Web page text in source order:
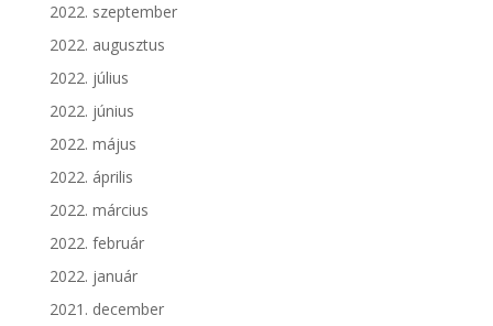
2022. szeptember
2022. augusztus
2022. július
2022. június
2022. május
2022. április
2022. március
2022. február
2022. január
2021. december